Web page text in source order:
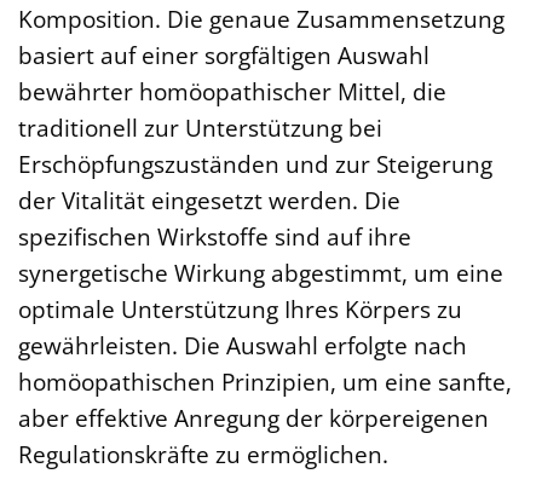
Komposition. Die genaue Zusammensetzung
basiert auf einer sorgfältigen Auswahl
bewährter homöopathischer Mittel, die
traditionell zur Unterstützung bei
Erschöpfungszuständen und zur Steigerung
der Vitalität eingesetzt werden. Die
spezifischen Wirkstoffe sind auf ihre
synergetische Wirkung abgestimmt, um eine
optimale Unterstützung Ihres Körpers zu
gewährleisten. Die Auswahl erfolgte nach
homöopathischen Prinzipien, um eine sanfte,
aber effektive Anregung der körpereigenen
Regulationskräfte zu ermöglichen.